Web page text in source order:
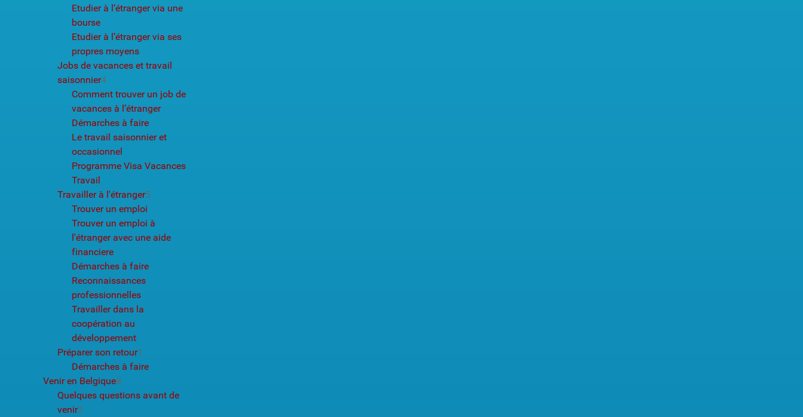
Etudier à l’étranger via une
bourse
Etudier à l’étranger via ses
propres moyens
Jobs de vacances et travail
saisonnier4
Comment trouver un job de
vacances à l’étranger
Démarches à faire
Le travail saisonnier et
occasionnel
Programme Visa Vacances
Travail
Travailler à l'étranger5
Trouver un emploi
Trouver un emploi à
l'étranger avec une aide
financiere
Démarches à faire
Reconnaissances
professionnelles
Travailler dans la
coopération au
développement
Préparer son retour1
Démarches à faire
Venir en Belgique8
Quelques questions avant de
venir2